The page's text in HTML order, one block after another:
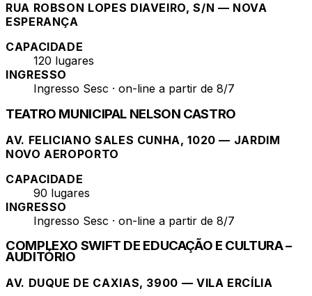
RUA ROBSON LOPES DIAVEIRO, S/N — NOVA
ESPERANÇA
CAPACIDADE
120 lugares
INGRESSO
Ingresso Sesc · on-line a partir de 8/7
TEATRO MUNICIPAL NELSON CASTRO
AV. FELICIANO SALES CUNHA, 1020 — JARDIM
NOVO AEROPORTO
CAPACIDADE
90 lugares
INGRESSO
Ingresso Sesc · on-line a partir de 8/7
COMPLEXO SWIFT DE EDUCAÇÃO E CULTURA –
AUDITÓRIO
AV. DUQUE DE CAXIAS, 3900 — VILA ERCÍLIA